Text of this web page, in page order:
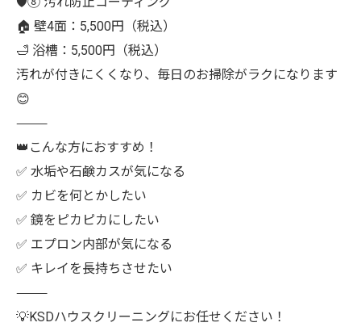
🏠 壁4面：5,500円（税込）
🛁 浴槽：5,500円（税込）
汚れが付きにくくなり、毎日のお掃除がラクになります
😊
⸻
👑こんな方におすすめ！
✅ 水垢や石鹸カスが気になる
✅ カビを何とかしたい
✅ 鏡をピカピカにしたい
✅ エプロン内部が気になる
✅ キレイを長持ちさせたい
⸻
💡KSDハウスクリーニングにお任せください！